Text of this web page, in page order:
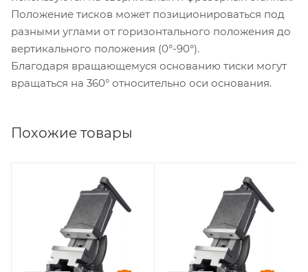
Положение тисков может позиционироваться под
разными углами от горизонтального положения до
вертикального положения (0°-90°).
Благодаря вращающемуся основанию тиски могут
вращаться на 360° относительно оси основания.
Похожие товары
Рабочий ход, мм
Ширина губок, мм
Рабочий ход, мм
Ширина губок, мм